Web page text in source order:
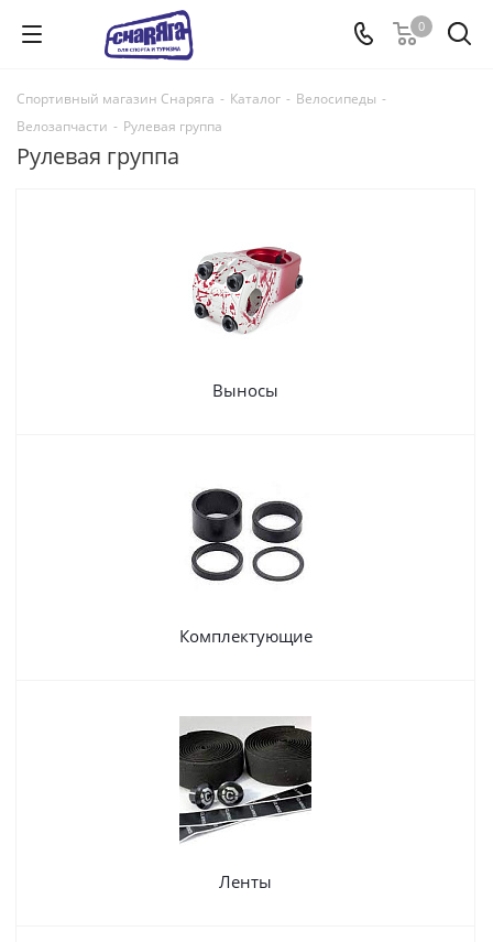
0
Спортивный магазин Снаряга - Каталог - Велосипеды -
Велозапчасти - Рулевая группа
Рулевая группа
Выносы
Комплектующие
Ленты